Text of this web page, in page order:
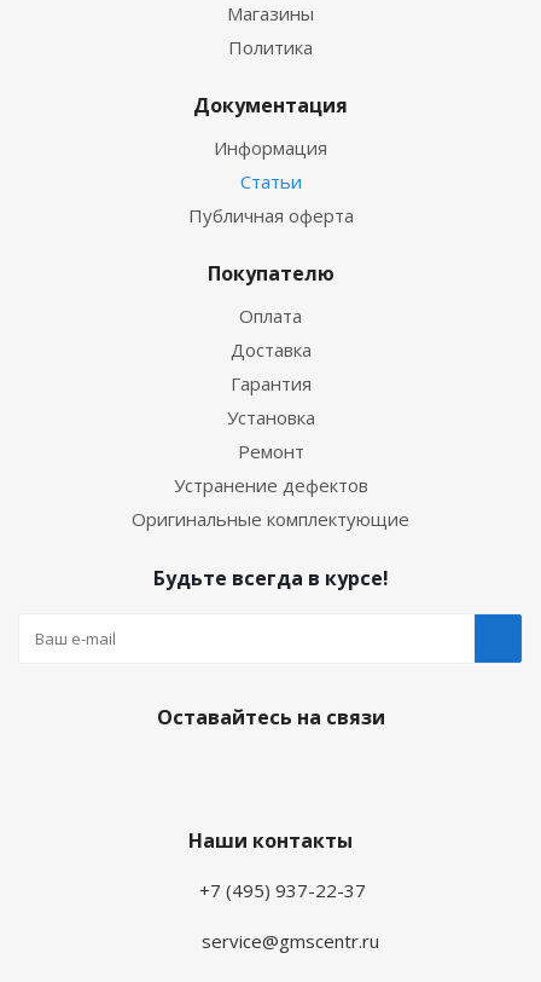
Магазины
Политика
Документация
Информация
Статьи
Публичная оферта
Покупателю
Оплата
Доставка
Гарантия
Установка
Ремонт
Устранение дефектов
Оригинальные комплектующие
Будьте всегда в курсе!
Оставайтесь на связи
Наши контакты
+7 (495) 937-22-37
service@gmscentr.ru